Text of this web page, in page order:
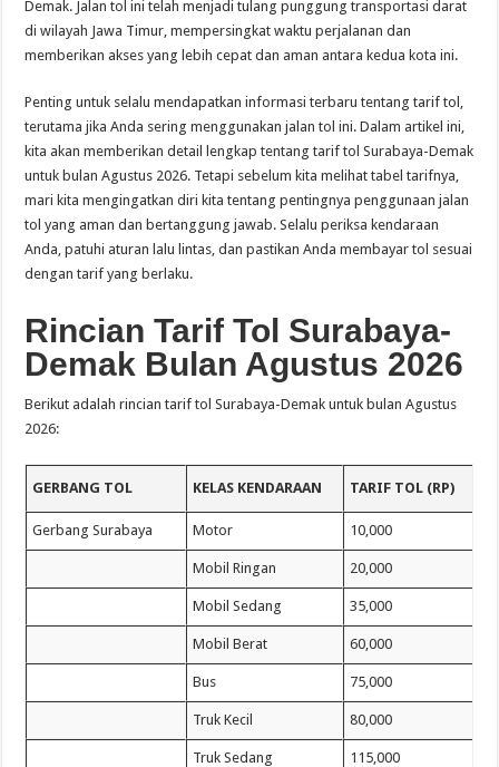
Demak. Jalan tol ini telah menjadi tulang punggung transportasi darat
di wilayah Jawa Timur, mempersingkat waktu perjalanan dan
memberikan akses yang lebih cepat dan aman antara kedua kota ini.
Penting untuk selalu mendapatkan informasi terbaru tentang tarif tol,
terutama jika Anda sering menggunakan jalan tol ini. Dalam artikel ini,
kita akan memberikan detail lengkap tentang tarif tol Surabaya-Demak
untuk bulan Agustus 2026. Tetapi sebelum kita melihat tabel tarifnya,
mari kita mengingatkan diri kita tentang pentingnya penggunaan jalan
tol yang aman dan bertanggung jawab. Selalu periksa kendaraan
Anda, patuhi aturan lalu lintas, dan pastikan Anda membayar tol sesuai
dengan tarif yang berlaku.
Rincian Tarif Tol Surabaya-
Demak Bulan Agustus 2026
Berikut adalah rincian tarif tol Surabaya-Demak untuk bulan Agustus
2026:
GERBANG TOL KELAS KENDARAAN TARIF TOL (RP)
Gerbang Surabaya Motor 10,000
Mobil Ringan 20,000
Mobil Sedang 35,000
Mobil Berat 60,000
Bus 75,000
Truk Kecil 80,000
Truk Sedang 115,000